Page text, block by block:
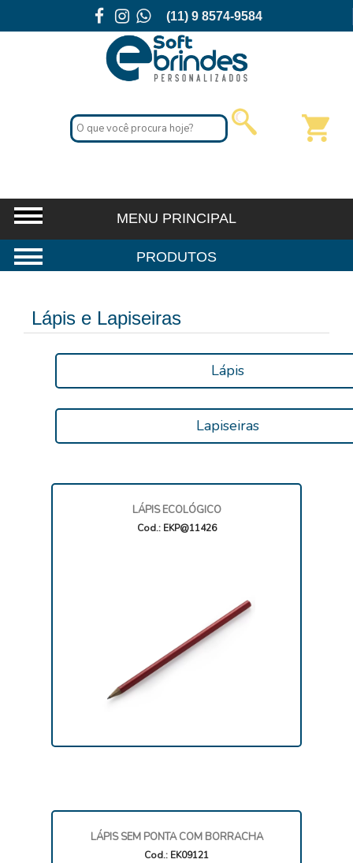
(11) 9 8574-9584
Lápis e Lapiseiras
Lápis
Lapiseiras
LÁPIS ECOLÓGICO
Cod.: EKP@11426
LÁPIS SEM PONTA COM BORRACHA
Cod.: EK09121